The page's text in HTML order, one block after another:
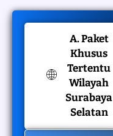
A. Paket
Khusus
Tertentu
Wilayah
Surabaya
Selatan